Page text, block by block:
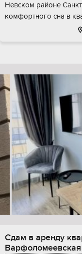
Невском районе
комфортного сна в
Сдам в аренду
Варфоломеевская